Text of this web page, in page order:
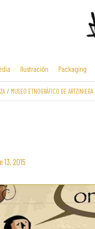
Identidad
Manuales y
Ilustración Packaging
MUSEO ETNOGRÁFICO DE ARTZINIEGA
13, 2015